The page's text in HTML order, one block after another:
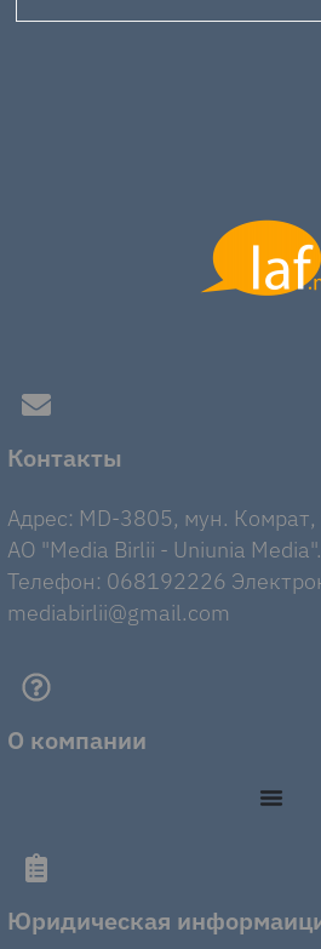
Контакты
Адрес: MD-3805, мун.
AO "Media Birlii - Uniunia Media".
Телефон: 068192226
mediabirlii@gmail.com
О компании
Юридическая